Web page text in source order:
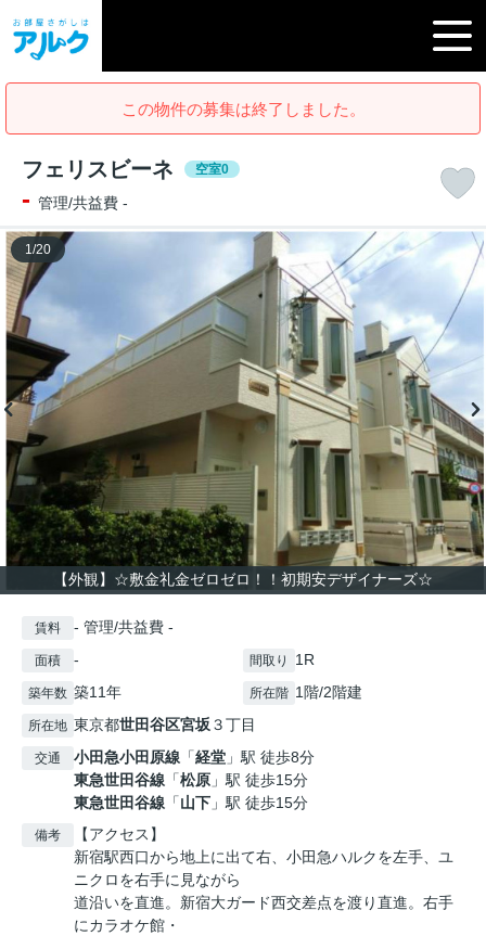
この物件の募集は終了しました。
フェリスビーネ 空室0
- 管理/共益費 -
【外観】☆敷金礼金ゼロゼロ！！初期安デザイナーズ☆
1 /20
賃料 - 管理/共益費 -
面積 - 間取り 1R
築年数 築11年 所在階 1階/2階建
所在地 東京都世田谷区宮坂 ３丁目
交通 小田急小田原線 「経堂 」駅 徒歩8分
東急世田谷線 「松原 」駅 徒歩15分
東急世田谷線 「山下 」駅 徒歩15分
備考
【アクセス】
新宿駅西口から地上に出て右、小田急ハルクを左手、ユ
ニクロを右手に見ながら
道沿いを直進。新宿大ガード西交差点を渡り直進。右手
にカラオケ館・